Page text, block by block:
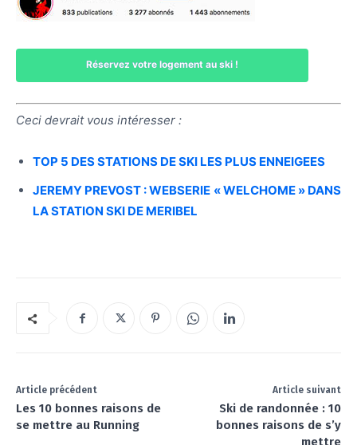
Réservez votre logement au ski !
Ceci devrait vous intéresser :
TOP 5 DES STATIONS DE SKI LES PLUS ENNEIGEES
JEREMY PREVOST : WEBSERIE « WELCHOME » DANS
LA STATION SKI DE MERIBEL
Article précédent
Les 10 bonnes raisons de
se mettre au Running
Article suivant
Ski de randonnée : 10
bonnes raisons de s’y
mettre